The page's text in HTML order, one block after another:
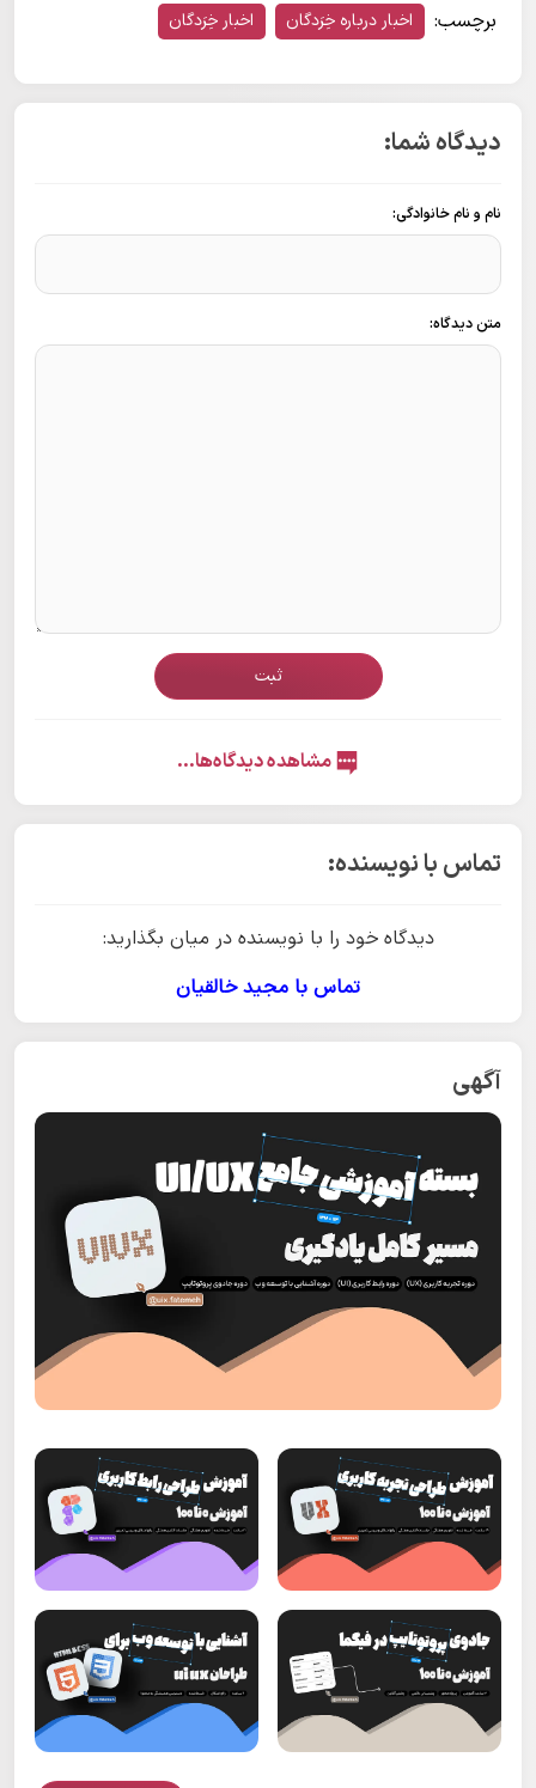
برچسب: اخبار درباره خِرَدگان اخبار خِرَدگان
دیدگاه شما:
نام و نام خانوادگی:
متن دیدگاه:
ثبت
مشاهده دیدگاه‌ها...
تماس با نویسنده:
دیدگاه خود را با نویسنده در میان بگذارید:
تماس با مجید خالقیان
آگهی